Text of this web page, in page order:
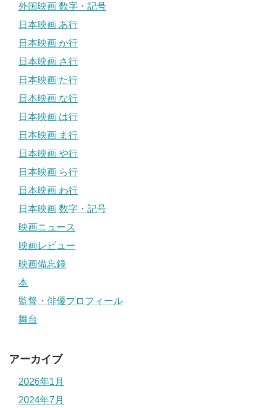
外国映画 数字・記号
日本映画 あ行
日本映画 か行
日本映画 さ行
日本映画 た行
日本映画 な行
日本映画 は行
日本映画 ま行
日本映画 や行
日本映画 ら行
日本映画 わ行
日本映画 数字・記号
映画ニュース
映画レビュー
映画備忘録
本
監督・俳優プロフィール
舞台
アーカイブ
2026年1月
2024年7月